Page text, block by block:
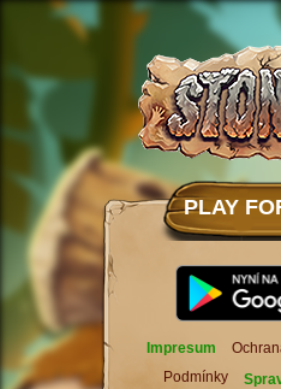
PLAY
Impresum
Podmínky